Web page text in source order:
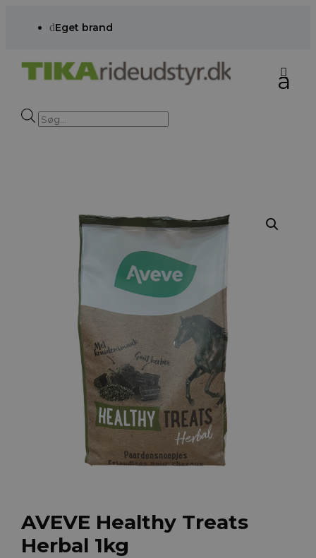
dEget brand
Products
search
AVEVE Healthy Treats
Herbal 1kg